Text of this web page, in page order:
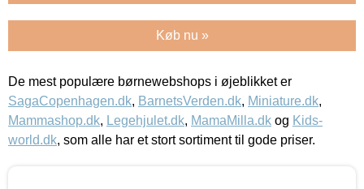
Køb nu »
De mest populære børnewebshops i øjeblikket er
SagaCopenhagen.dk, BarnetsVerden.dk, Miniature.dk,
Mammashop.dk, Legehjulet.dk, MamaMilla.dk og Kids-
world.dk, som alle har et stort sortiment til gode priser.